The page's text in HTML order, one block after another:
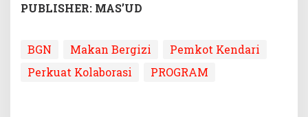
PUBLISHER: MAS’UD
BGN Makan Bergizi
Pemkot Kendari
Perkuat Kolaborasi
PROGRAM